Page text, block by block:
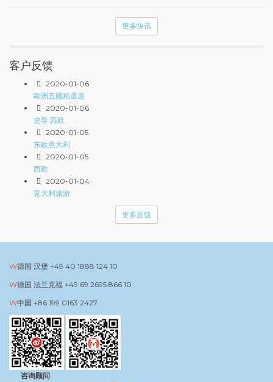
更多快讯
客户反馈
2020-01-06
歐洲五國精選遊
2020-01-06
史导 西欧
2020-01-05
东欧意大利
2020-01-05
西欧
2020-01-04
意大利旅游
更多反馈
德国 汉堡 +49 40 1888 124 10
德国 法兰克福 +49 69 2695 866 10
中国 +86 199 0163 2427
咨询顾问